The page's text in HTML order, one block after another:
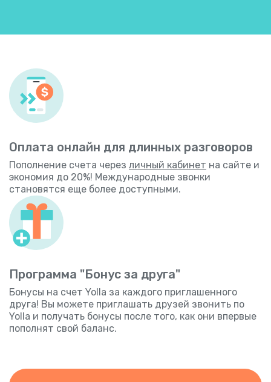
Оплата онлайн для длинных разговоров
Пополнение счета через личный кабинет на сайте и
экономия до 20%! Международные звонки
становятся еще более доступными.
Программа "Бонус за друга"
Бонусы на счет Yolla за каждого приглашенного
друга! Вы можете приглашать друзей звонить по
Yolla и получать бонусы после того, как они впервые
пополнят свой баланс.